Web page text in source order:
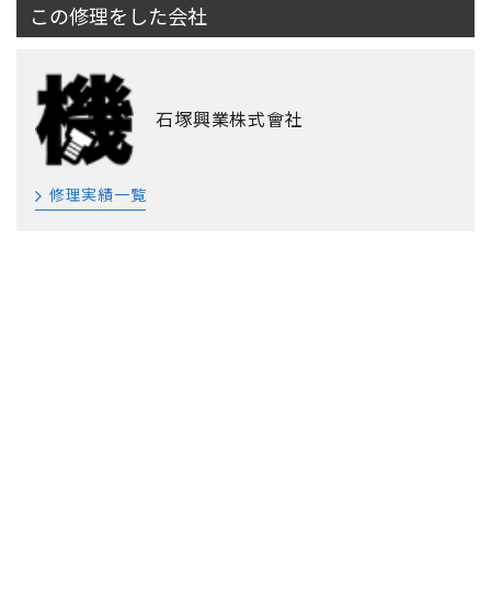
この修理をした会社
石塚興業株式會社
修理実績一覧